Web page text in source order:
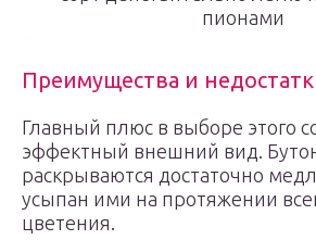
пионами
Преимущества и
Главный плюс в выборе этого
эффектный внешний вид.
раскрываются достаточно
усыпан ими на протяжении
цветения.